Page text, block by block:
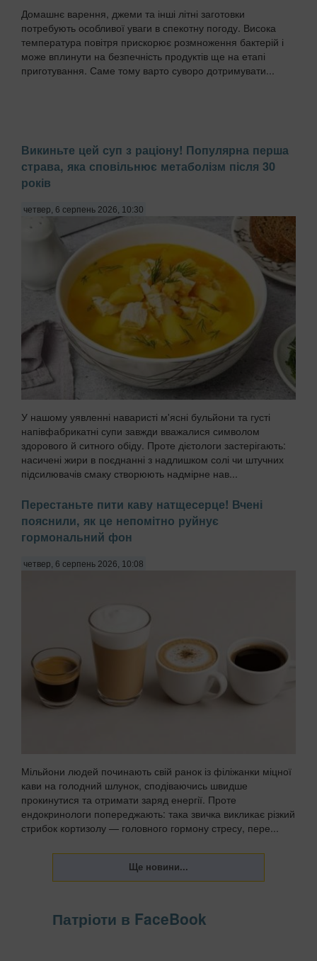
Домашнє варення, джеми та інші літні заготовки
потребують особливої уваги в спекотну погоду. Висока
температура повітря прискорює розмноження бактерій і
може вплинути на безпечність продуктів ще на етапі
приготування. Саме тому варто суворо дотримувати...
Викиньте цей суп з раціону! Популярна перша
страва, яка сповільнює метаболізм після 30
років
четвер, 6 серпень 2026, 10:30
У нашому уявленні наваристі м'ясні бульйони та густі
напівфабрикатні супи завжди вважалися символом
здорового й ситного обіду. Проте дієтологи застерігають:
насичені жири в поєднанні з надлишком солі чи штучних
підсилювачів смаку створюють надмірне нав...
Перестаньте пити каву натщесерце! Вчені
пояснили, як це непомітно руйнує
гормональний фон
четвер, 6 серпень 2026, 10:08
Мільйони людей починають свій ранок із філіжанки міцної
кави на голодний шлунок, сподіваючись швидше
прокинутися та отримати заряд енергії. Проте
ендокринологи попереджають: така звичка викликає різкий
стрибок кортизолу — головного гормону стресу, пере...
Патріоти в FaceBook